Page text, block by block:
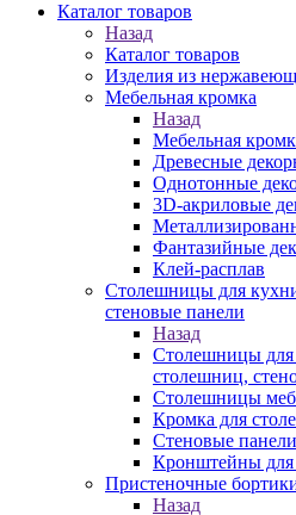
Каталог товаров
Назад
Каталог товаров
Изделия из
Мебельная кромка
Назад
Мебельная
Древесные
Однотонные
3D-акриловые
Фантазийные
Клей-расплав
Столешницы для
стеновые панели
Назад
Столешницы для
столешниц,
Столешницы
Кромка для
Стеновые
Кронштейны
Пристеночные
Назад